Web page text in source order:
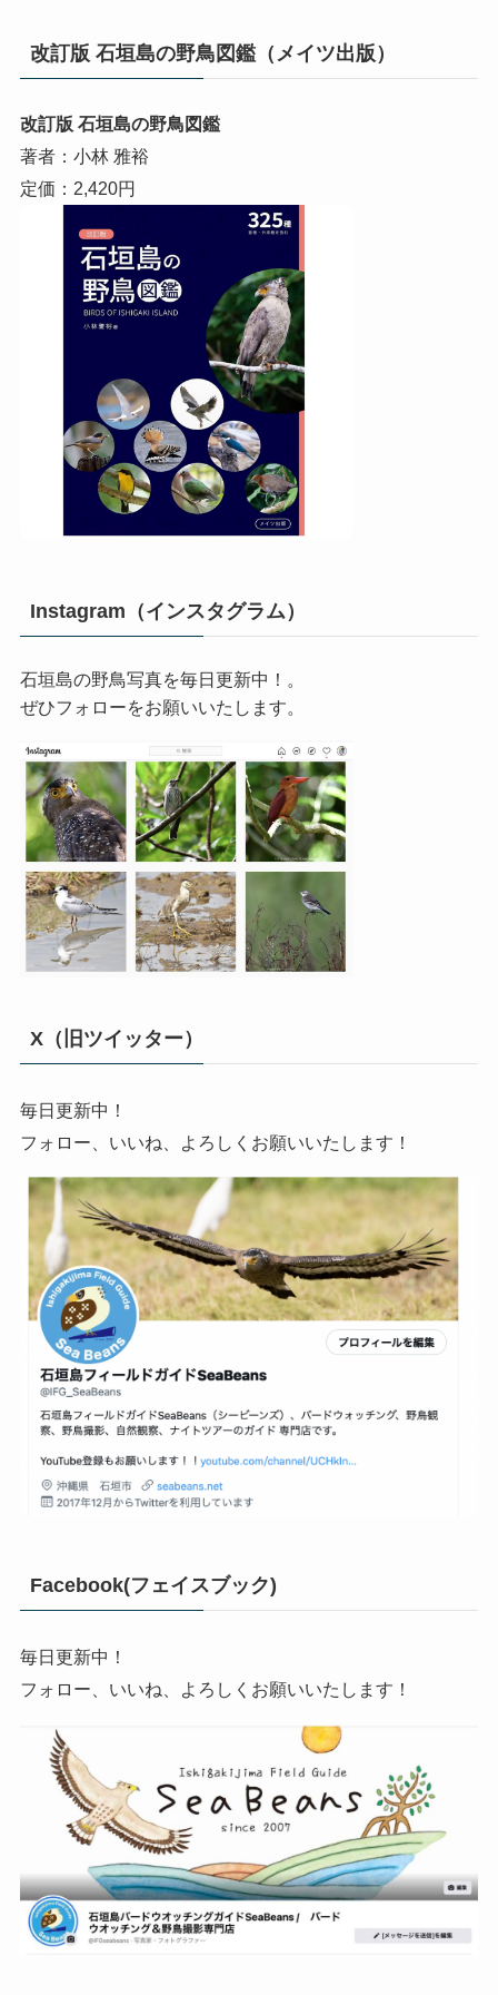
改訂版 石垣島の野鳥図鑑（メイツ出版）
改訂版 石垣島の野鳥図鑑
著者：小林 雅裕
定価：2,420円
Instagram（インスタグラム）
石垣島の野鳥写真を毎日更新中！。
ぜひフォローをお願いいたします。
X（旧ツイッター）
毎日更新中！
フォロー、いいね、よろしくお願いいたします！
Facebook(フェイスブック)
毎日更新中！
フォロー、いいね、よろしくお願いいたします！